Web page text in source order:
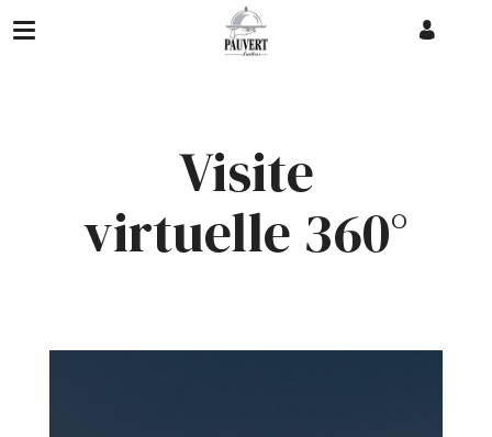
Perle du lac
Visite
virtuelle 360°